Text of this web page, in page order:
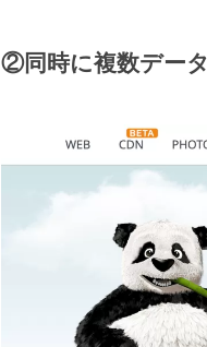
②同時に複数デー